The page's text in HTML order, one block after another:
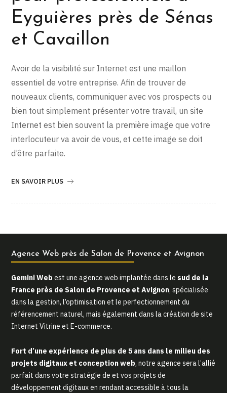
Eyguières près de Sénas
et Cavaillon
Avoir de la visibilité sur Internet est une maillon
essentiel de votre entreprise. Afin de trouver de
nouveaux clients, communiquer avec vos prospects ou
bien tout simplement présenter votre travail, un site
Internet est bien souvent la première image que votre
interlocuteur va avoir de vous, et cette image se doit
d’être parfaite.
EN SAVOIR PLUS
Agence Web près de Salon de Provence et Avignon
Gemini Web est une agence web implantée dans le sud de la
France près de Salon de Provence et Avignon, spécialisée
dans la gestion, l’optimisation et le perfectionnement du
référencement naturel, mais également dans la création de site
Internet Vitrine et E-commerce.
Fort d’une expérience de plus de 5 ans dans le milieu des
projets digitaux et conception web, notre agence sera l’allié
parfait dans votre stratégie de et vos projets de
développement digitaux en rendant accessible à tous la